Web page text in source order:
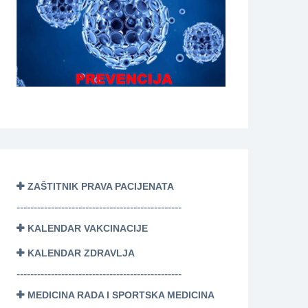
ZAŠTITNIK PRAVA PACIJENATA
------------------------------------------------
KALENDAR VAKCINACIJE
KALENDAR ZDRAVLJA
------------------------------------------------
MEDICINA RADA I SPORTSKA MEDICINA